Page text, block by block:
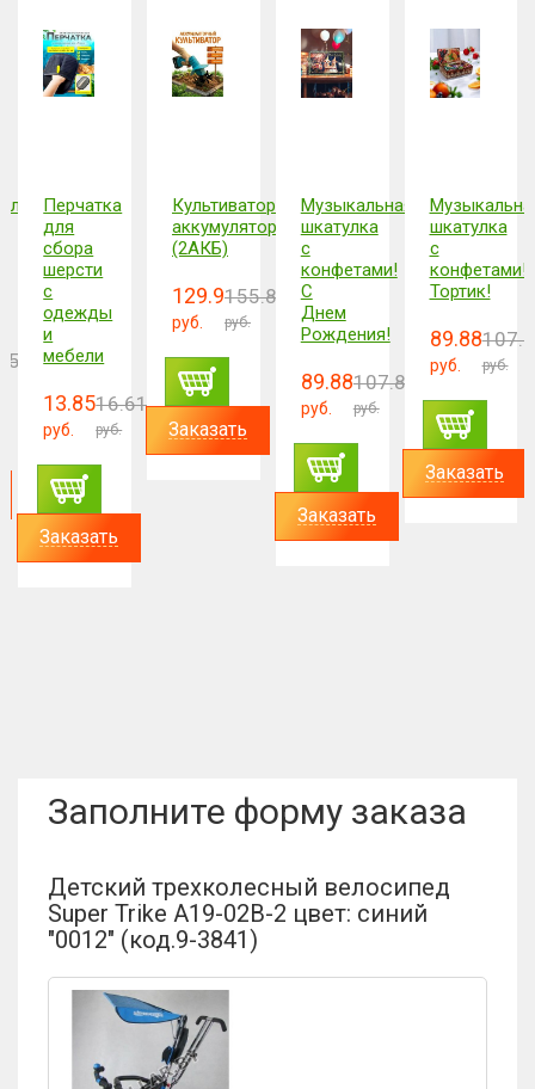
Перчатка
для
сбора
шерсти
с
одежды
и
мебели
13.85
руб.
16.61
руб.
Заказать
Культиватор
аккумуляторный
(2АКБ)
129.9
руб.
155.87
руб.
Заказать
Музыкальная
шкатулка
с
конфетами!
С
Днем
Рождения!
89.88
руб.
107.84
руб.
Заказать
шкатулка
с
конфетами!
Тортик!
89.88
руб. руб.
Заказать
Заполните форму заказа
Детский трехколесный велосипед
Super Trike A19-02B-2 цвет: синий
"0012" (код.9-3841)